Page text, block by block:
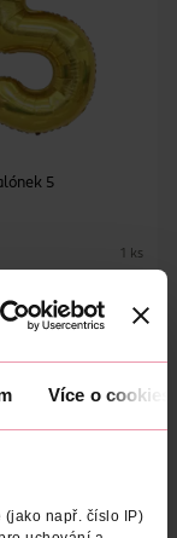
Více o cookies
(jako např. číslo IP)
5
1 ks
DO KOŠÍKU
Obj. č.: 1257342